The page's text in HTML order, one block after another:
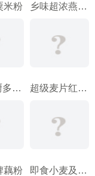
米粉 乡味超浓燕麦片
私房小厨多谷养生麦片 超级麦片红枣麦片
藕粉 即食小麦及麦芽大麦片